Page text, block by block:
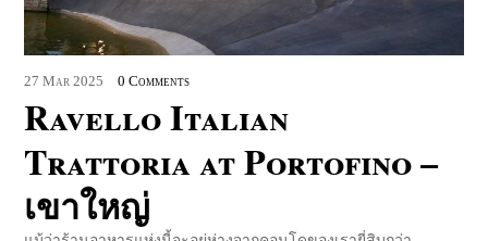
27 Mar 2025 0 Comments
Ravello Italian
Trattoria at Portofino –
เขาใหญ่